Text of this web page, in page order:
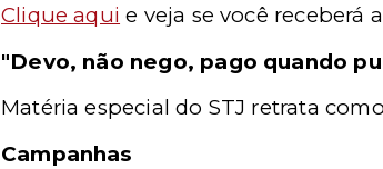
Clique aqui e veja se você receberá
"Devo, não nego, pago quando
Matéria especial do STJ retrata
Campanhas